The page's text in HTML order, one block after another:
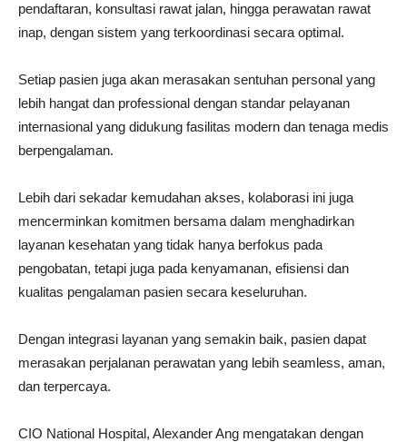
pendaftaran, konsultasi rawat jalan, hingga perawatan rawat
inap, dengan sistem yang terkoordinasi secara optimal.
Setiap pasien juga akan merasakan sentuhan personal yang
lebih hangat dan professional dengan standar pelayanan
internasional yang didukung fasilitas modern dan tenaga medis
berpengalaman.
Lebih dari sekadar kemudahan akses, kolaborasi ini juga
mencerminkan komitmen bersama dalam menghadirkan
layanan kesehatan yang tidak hanya berfokus pada
pengobatan, tetapi juga pada kenyamanan, efisiensi dan
kualitas pengalaman pasien secara keseluruhan.
Dengan integrasi layanan yang semakin baik, pasien dapat
merasakan perjalanan perawatan yang lebih seamless, aman,
dan terpercaya.
CIO National Hospital, Alexander Ang mengatakan dengan